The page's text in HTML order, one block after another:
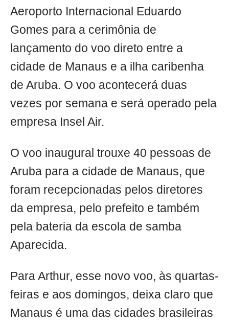
Aeroporto Internacional Eduardo
Gomes para a cerimônia de
lançamento do voo direto entre a
cidade de Manaus e a ilha caribenha
de Aruba. O voo acontecerá duas
vezes por semana e será operado pela
empresa Insel Air.
O voo inaugural trouxe 40 pessoas de
Aruba para a cidade de Manaus, que
foram recepcionadas pelos diretores
da empresa, pelo prefeito e também
pela bateria da escola de samba
Aparecida.
Para Arthur, esse novo voo, às quartas-
feiras e aos domingos, deixa claro que
Manaus é uma das cidades brasileiras